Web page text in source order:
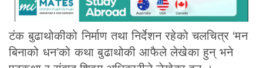
टंक बुढाथोकीको निर्माण तथा निर्देशन रहेको चलचित्र ‘मन
बिनाको धन’को कथा बुढाथोकी आफैले लेखेका हुन् भने